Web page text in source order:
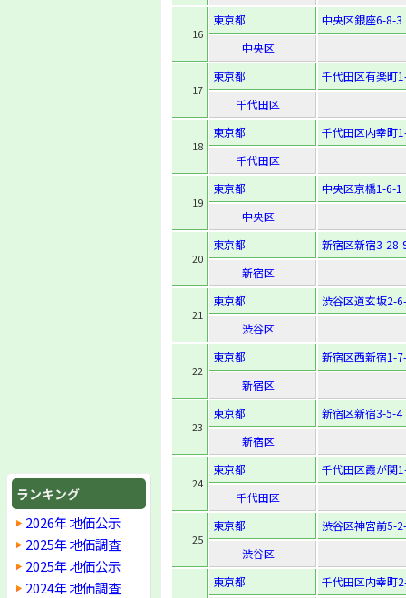
ランキング
2026年 地価公示
2025年 地価調査
2025年 地価公示
2024年 地価調査
16
東京都
中央区銀座6-8-3
中央区
17
東京都
千代田区有楽町
千代田区
18
東京都
千代田区内幸町
千代田区
19
東京都
中央区京橋1-6-1
中央区
20
東京都
新宿区新宿3-28-
新宿区
21
東京都
渋谷区道玄坂2-
渋谷区
22
東京都
新宿区西新宿1-
新宿区
23
東京都
新宿区新宿3-5-4
新宿区
24
東京都
千代田区霞が関
千代田区
25
東京都
渋谷区神宮前5-
渋谷区
東京都
千代田区内幸町